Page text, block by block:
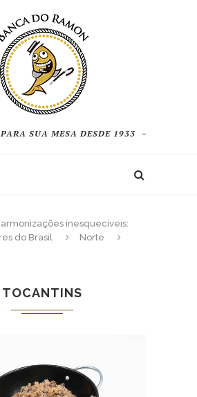
SUA MESA DESDE 1933
inesquecíveis:
do Brasil
Norte
TOCANTINS